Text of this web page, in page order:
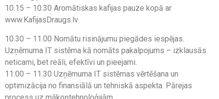
10.15 – 10.30 Aromātiskas kafijas pauze kopā ar
www.KafijasDraugs.lv
10.30 – 11.00 Nomātu risinājumu piegādes iespējas.
Uzņēmuma IT sistēma kā nomāts pakalpojums – izklausās
neticami, bet reāli, efektīvi un pieejami.
11.00 – 11.30 Uzņēmuma IT sistēmas vērtēšana un
optimizācija no finansiālā un tehniskā aspekta. Pārejas